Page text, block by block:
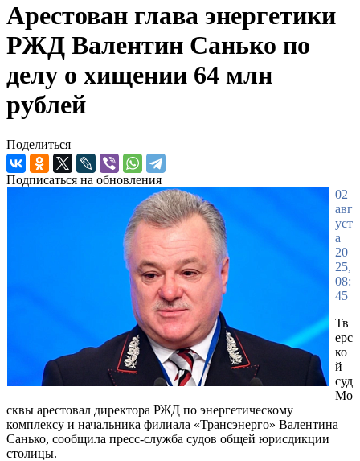
Арестован глава энергетики
РЖД Валентин Санько по
делу о хищении 64 млн
рублей
Поделиться
Подписаться на обновления
02
авг
уст
а
20
25,
08:
45
Тв
ерс
ко
й
суд
Мо
сквы арестовал директора РЖД по энергетическому
комплексу и начальника филиала «Трансэнерго» Валентина
Санько, сообщила пресс-служба судов общей юрисдикции
столицы.